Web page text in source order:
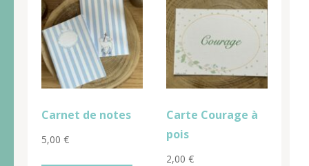
Carnet de notes
5,00 €
Carte Courage à
pois
2,00 €